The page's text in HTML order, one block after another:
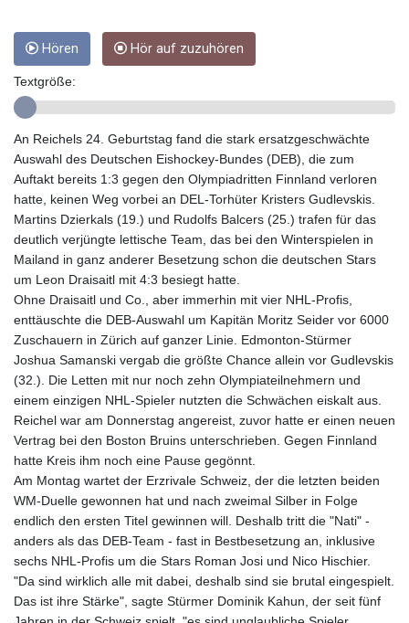
GEL 2.61501
GGP 0.742819
GHS 11.735027
GIP 0.742819
GMD 73.999849
GNF
8780.000133
GTQ 7.628337
HKD 7.844899
HNL 26.796086
HRK 6.539502
HTG 130.718954
HUF 316.379501
IDR 17916
ILS 3.007703
IMP 0.742819
IQD
1309.701703
IRR
1374850.000022
ISK 123.570623
JEP 0.742819
JMD 158.474679
JOD 0.709002
Hören Hör auf zuzuhören
Textgröße:
An Reichels 24. Geburtstag fand die stark ersatzgeschwächte
Auswahl des Deutschen Eishockey-Bundes (DEB), die zum
Auftakt bereits 1:3 gegen den Olympiadritten Finnland verloren
hatte, keinen Weg vorbei an DEL-Torhüter Kristers Gudlevskis.
Martins Dzierkals (19.) und Rudolfs Balcers (25.) trafen für das
deutlich verjüngte lettische Team, das bei den Winterspielen in
Mailand in ganz anderer Besetzung schon die deutschen Stars
um Leon Draisaitl mit 4:3 besiegt hatte.
Ohne Draisaitl und Co., aber immerhin mit vier NHL-Profis,
enttäuschte die DEB-Auswahl um Kapitän Moritz Seider vor 6000
Zuschauern in Zürich auf ganzer Linie. Edmonton-Stürmer
Joshua Samanski vergab die größte Chance allein vor Gudlevskis
(32.). Die Letten mit nur noch zehn Olympiateilnehmern und
einem einzigen NHL-Spieler nutzten die Schwächen eiskalt aus.
Reichel war am Donnerstag angereist, zuvor hatte er einen neuen
Vertrag bei den Boston Bruins unterschrieben. Gegen Finnland
hatte Kreis ihm noch eine Pause gegönnt.
Am Montag wartet der Erzrivale Schweiz, der die letzten beiden
WM-Duelle gewonnen hat und nach zweimal Silber in Folge
endlich den ersten Titel gewinnen will. Deshalb tritt die "Nati" -
anders als das DEB-Team - fast in Bestbesetzung an, inklusive
sechs NHL-Profis um die Stars Roman Josi und Nico Hischier.
"Da sind wirklich alle mit dabei, deshalb sind sie brutal eingespielt.
Das ist ihre Stärke", sagte Stürmer Dominik Kahun, der seit fünf